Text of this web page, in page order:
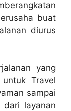
buat
diurus
yang
Travel
sampai
dari layanan